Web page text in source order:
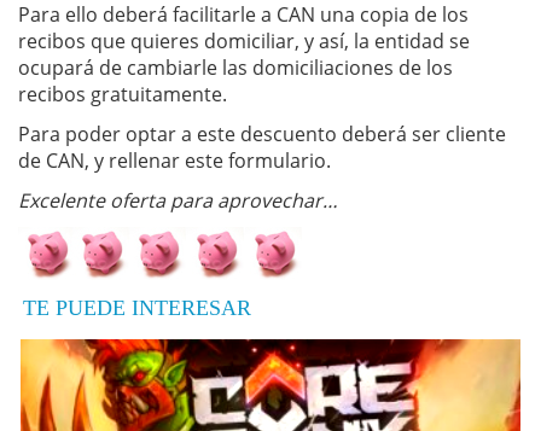
Para ello deberá facilitarle a CAN una copia de los
recibos que quieres domiciliar, y así, la entidad se
ocupará de cambiarle las domiciliaciones de los
recibos gratuitamente.
Para poder optar a este descuento deberá ser cliente
de CAN, y rellenar este formulario.
Excelente oferta para aprovechar…
TE PUEDE INTERESAR